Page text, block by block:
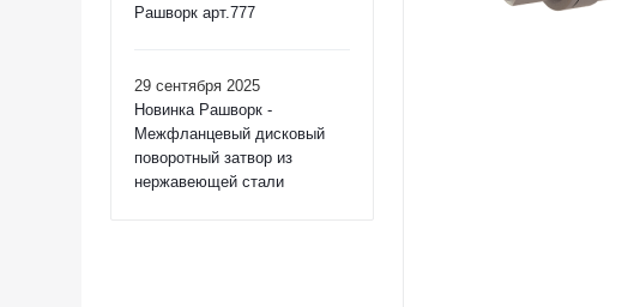
Рашворк арт.777
29 сентября 2025
Новинка Рашворк -
Межфланцевый дисковый
поворотный затвор из
нержавеющей стали